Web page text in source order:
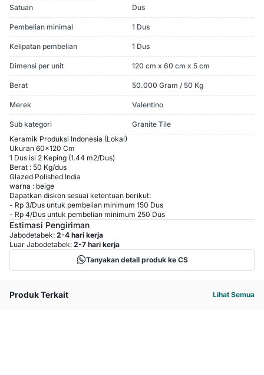
Satuan Dus
Pembelian minimal 1 Dus
Kelipatan pembelian 1 Dus
Dimensi per unit 120 cm x 60 cm x 5 cm
Berat 50.000 Gram / 50 Kg
Merek Valentino
Sub kategori
Granite Tile
Keramik Produksi Indonesia (Lokal)
Ukuran 60x120 Cm
1 Dus isi 2 Keping (1.44 m2/Dus)
Berat : 50 Kg/dus
Glazed Polished India
warna : beige
Dapatkan diskon sesuai ketentuan berikut:
- Rp 3/Dus untuk pembelian minimum 150 Dus
- Rp 4/Dus untuk pembelian minimum 250 Dus
Estimasi Pengiriman
Jabodetabek: 2-4 hari kerja
Luar Jabodetabek: 2-7 hari kerja
Tanyakan detail produk ke CS
Produk Terkait Lihat Semua